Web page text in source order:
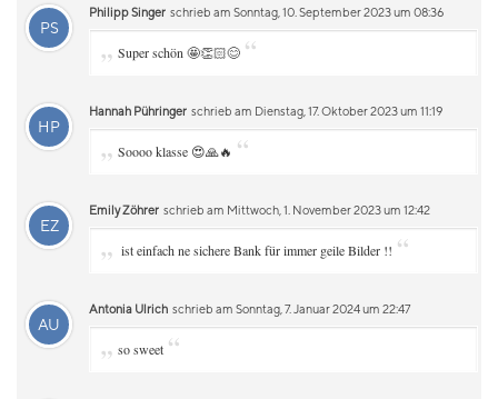
PS
Philipp Singer schrieb am Sonntag, 10. September 2023 um 08:36
„ Super schön 🤩👏🏻😊 “
HP
Hannah Pühringer schrieb am Dienstag, 17. Oktober 2023 um 11:19
„ Soooo klasse 😍🙏🔥 “
EZ
Emily Zöhrer schrieb am Mittwoch, 1. November 2023 um 12:42
„ ist einfach ne sichere Bank für immer geile Bilder !! “
AU
Antonia Ulrich schrieb am Sonntag, 7. Januar 2024 um 22:47
„ so sweet “